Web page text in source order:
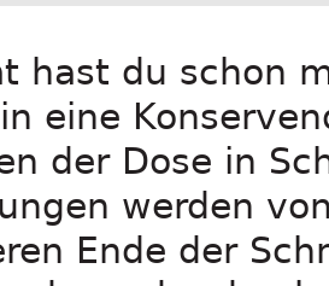
hast du schon
eine
der Dose in
werden
Ende der